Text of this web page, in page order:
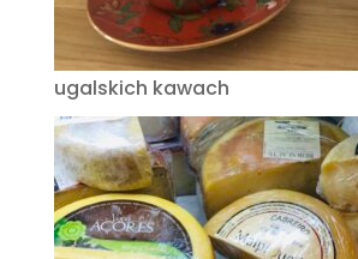
ugalskich kawach